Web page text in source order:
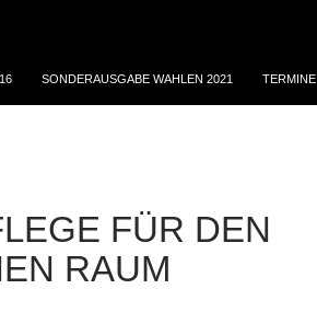
SONDERAUSGABE WAHLEN 2021 TERMINE
FÜR DEN
RAUM